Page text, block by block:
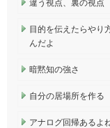
違う視点、裏の視点
目的を伝えたらやり
んだよ
暗黙知の強さ
自分の居場所を作る
アナログ回帰あるよ